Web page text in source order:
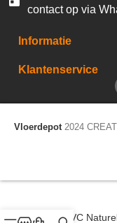
contact op via
Informatie
Klantenservice
Vloerdepot 2024
Klik PVC